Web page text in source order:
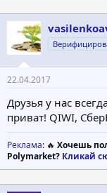
22.04.2017
Друзья у нас
приват! QIWI,
Реклама: 🔥 Хочешь
Polymarket? Кликай